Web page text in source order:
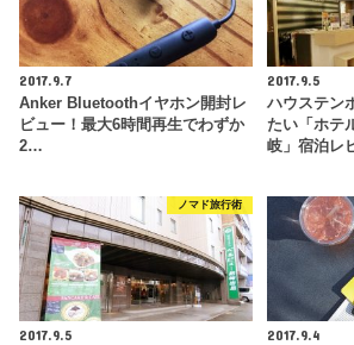
2017.9.7
Anker Bluetoothイヤホン開封レ
ビュー！最大6時間再生でわずか
2…
2017.9.5
ハウステン
たい「ホテ
岐」宿泊レ
ノマド旅行術
2017.9.5
2017.9.4